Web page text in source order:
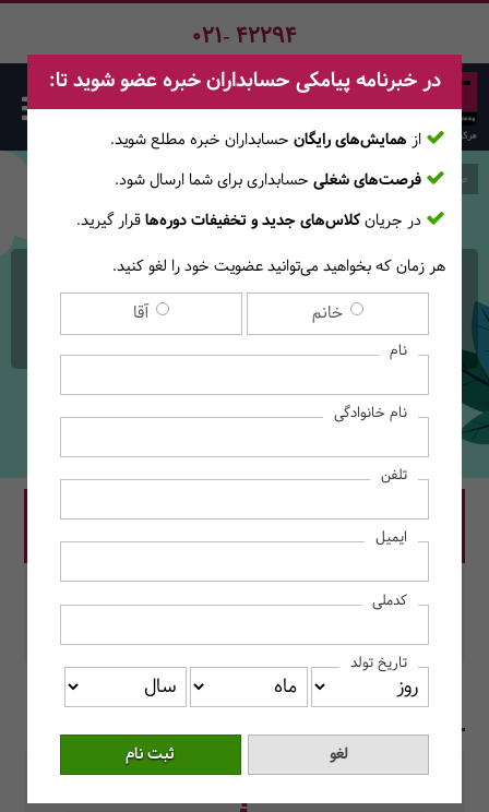
021- 42294
وبینار ارائه دیدگاه کاربردی
به بهای تمام شده
صفحه اصلی دوره‌ها
قیمت دوره: 4,000,000 ریال
در این دوره رزرو کنید.
محل برگزاری: به صورت آنلاین برگزار می‌شود.
در یک نگاه سرفصل دروس سوالات متداول
در خبرنامه پیامکی حسابداران خبره عضو شوید تا:
از همایش‌های رایگان حسابداران خبره مطلع ‎شوید.
فرصت‌های شغلی حسابداری برای شما ارسال شود.
در جریانکلاس‌های جدید و تخفیفات دوره‌هاقرار گیرید.
هر زمان که بخواهید می‌توانید عضویت خود را لغو کنید.
خانم آقا
نام
نام خانوادگی
تلفن
ایمیل
کدملی
تاریخ تولد